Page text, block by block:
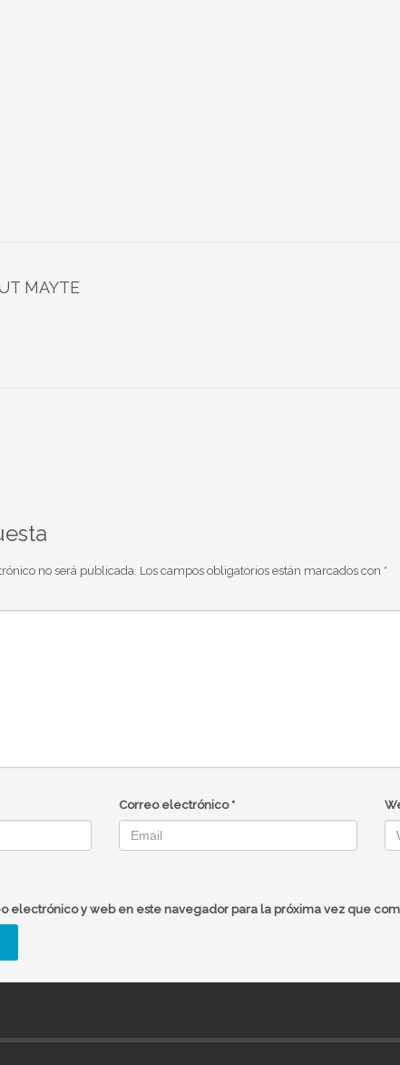
MAYTE
no será publicada. Los campos obligatorios están marcados con *
Correo electrónico *
electrónico y web en este navegador para la próxima vez que